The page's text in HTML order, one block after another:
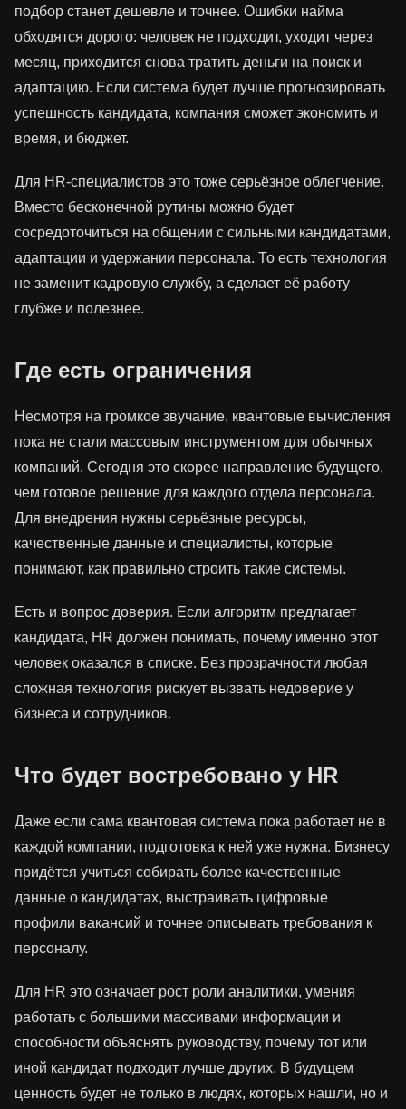
подбор станет дешевле и точнее. Ошибки найма
обходятся дорого: человек не подходит, уходит через
месяц, приходится снова тратить деньги на поиск и
адаптацию. Если система будет лучше прогнозировать
успешность кандидата, компания сможет экономить и
время, и бюджет.
Для HR-специалистов это тоже серьёзное облегчение.
Вместо бесконечной рутины можно будет
сосредоточиться на общении с сильными кандидатами,
адаптации и удержании персонала. То есть технология
не заменит кадровую службу, а сделает её работу
глубже и полезнее.
Где есть ограничения
Несмотря на громкое звучание, квантовые вычисления
пока не стали массовым инструментом для обычных
компаний. Сегодня это скорее направление будущего,
чем готовое решение для каждого отдела персонала.
Для внедрения нужны серьёзные ресурсы,
качественные данные и специалисты, которые
понимают, как правильно строить такие системы.
Есть и вопрос доверия. Если алгоритм предлагает
кандидата, HR должен понимать, почему именно этот
человек оказался в списке. Без прозрачности любая
сложная технология рискует вызвать недоверие у
бизнеса и сотрудников.
Что будет востребовано у HR
Даже если сама квантовая система пока работает не в
каждой компании, подготовка к ней уже нужна. Бизнесу
придётся учиться собирать более качественные
данные о кандидатах, выстраивать цифровые
профили вакансий и точнее описывать требования к
персоналу.
Для HR это означает рост роли аналитики, умения
работать с большими массивами информации и
способности объяснять руководству, почему тот или
иной кандидат подходит лучше других. В будущем
ценность будет не только в людях, которых нашли, но и